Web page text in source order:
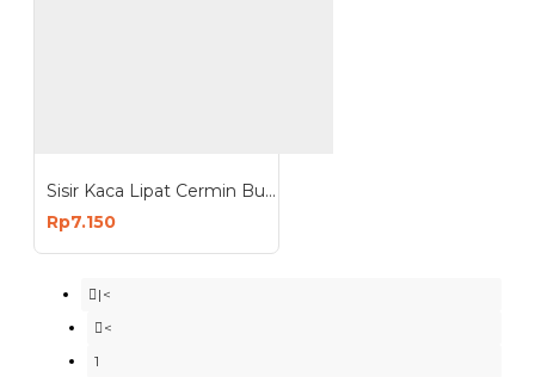
Sisir Kaca Lipat Cermin Bulat Mini Portable
Rp7.150
|<
<
1